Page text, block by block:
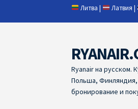
Литва | Латвия |
Skip
to
navigation
Skip
to
content
Ryanair на русском.
Польша, Финляндия,
бронирование и